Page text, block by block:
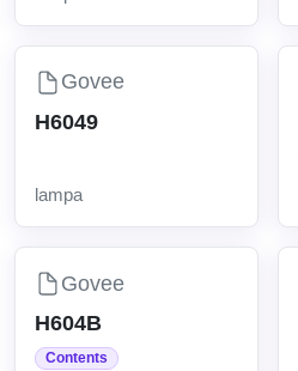
Govee
H6049
lampa
Govee
H604B
Contents